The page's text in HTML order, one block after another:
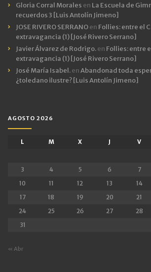
Gloria Corral Morales en La Escuela de
recuerdos 3 [Luis Antolín Jimeno]
JOSE RIVERO SERRANOen Follies: entre el
extravagancia (1) [José Rivero Serrano]
Javier Álvarez de Rodrigo.en Follies: entre
extravagancia (1) [José Rivero Serrano]
José María Isabel.enAbandonad toda
¿toledano ilustre? [Luis Antolín Jimeno]
AGOSTO 2026
L M X J V
3
4 5 6 7
10
11 12 13 14
17
18 19 20 21
24
25 26 27 28
31
« Abr